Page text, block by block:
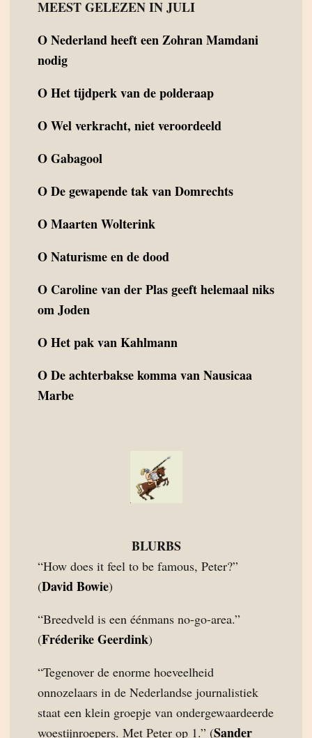
MEEST GELEZEN IN JULI
ONederland heeft een Zohran Mamdani
nodig
OHet tijdperk van de polderaap
OWel verkracht, niet veroordeeld
OGabagool
ODe gewapende tak van Domrechts
OMaarten Wolterink
ONaturisme en de dood
O Caroline van der Plas geeft helemaal niks
om Joden
OHet pak van Kahlmann
ODe achterbakse komma van Nausicaa
Marbe
BLURBS
“How does it feel to be famous, Peter?”
(David Bowie)
“Breedveld is een éénmans no-go-area.”
(Fréderike Geerdink)
“Tegenover de enorme hoeveelheid
onnozelaars in de Nederlandse journalistiek
staat een klein groepje van ondergewaardeerde
woestijnroepers. Met Peter op 1.” (Sander